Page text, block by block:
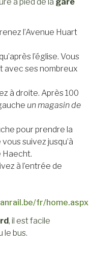
l’Avenue Huart
l’église. Vous
avec ses nombreux
à droite. Après 100
un magasin de
pour prendre la
suivez jusqu’à
Haecht.
à l’entrée de
fr/home.aspx
, il est facile
le bus.